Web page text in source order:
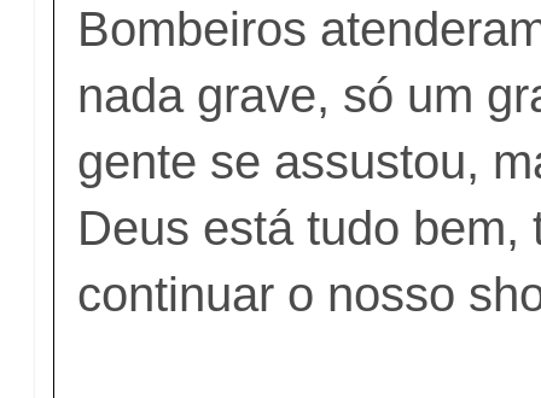
Bombeiros
nada grave, só um
gente se assustou,
Deus está tudo bem,
continuar o nosso